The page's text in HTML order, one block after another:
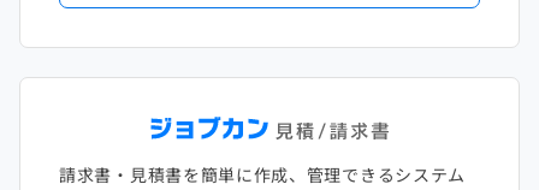
請求書・見積書を簡単に作成、管理できるシステム